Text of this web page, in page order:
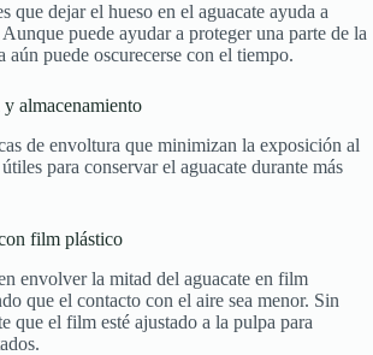
que dejar el hueso en el aguacate ayuda a
puede ayudar a proteger una parte de la
aún puede oscurecerse con el tiempo.
almacenamiento
de envoltura que minimizan la exposición al
para conservar el aguacate durante más
film plástico
envolver la mitad del aguacate en film
que el contacto con el aire sea menor. Sin
que el film esté ajustado a la pulpa para